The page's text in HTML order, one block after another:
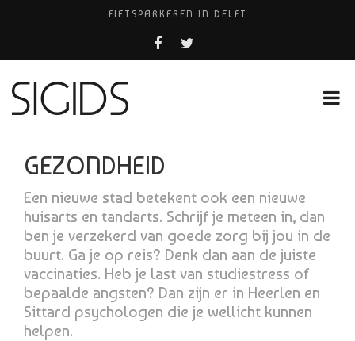
FIETSPARKEREN IN DELFT
PIZZERIA POMPEÏ ￼
COCKTAILS ON THE SPOT!
GEZONDHEID
Een nieuwe stad betekent ook een nieuwe
huisarts en tandarts. Schrijf je meteen in, dan
ben je verzekerd van goede zorg bij jou in de
buurt. Ga je op reis? Denk dan aan de juiste
vaccinaties. Heb je last van studiestress of
bepaalde angsten? Dan zijn er in Heerlen en
Sittard psychologen die je wellicht kunnen
helpen.